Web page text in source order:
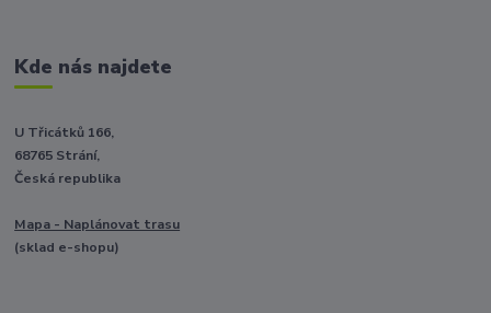
Kde nás najdete
U Třicátků 166,
68765 Strání,
Česká republika
Mapa - Naplánovat trasu
(sklad e-shopu)